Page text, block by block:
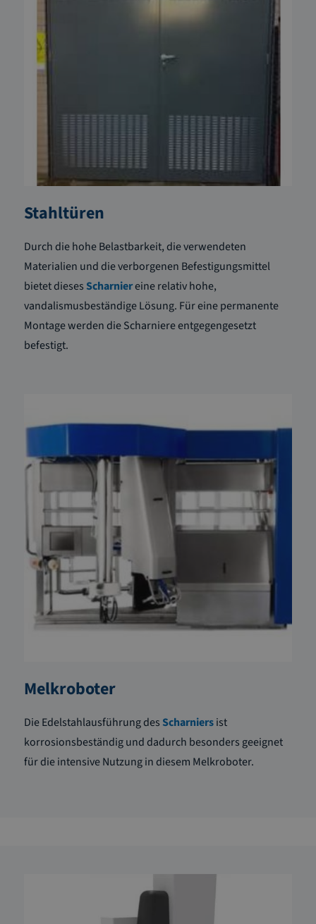
Stahltüren
Durch die hohe Belastbarkeit, die verwendeten
Materialien und die verborgenen Befestigungsmittel
bietet diesesScharniereine relativ hohe,
vandalismusbeständige Lösung. Für eine permanente
Montage werden die Scharniere entgegengesetzt
befestigt.
Melkroboter
Die Edelstahlausführung desScharniersist
korrosionsbeständig und dadurch besonders geeignet
für die intensive Nutzung in diesem Melkroboter.